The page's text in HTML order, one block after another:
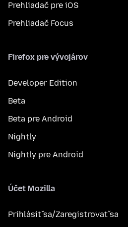
Prehliadač pre iOS
Prehliadač Focus
Firefox pre vývojárov
Developer Edition
Beta
Beta pre Android
Nightly
Nightly pre Android
Účet Mozilla
Prihlásiť sa/Zaregistrovať sa